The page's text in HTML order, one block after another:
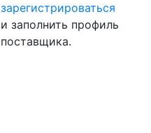
зарегистрироваться
и заполнить профиль
поставщика.